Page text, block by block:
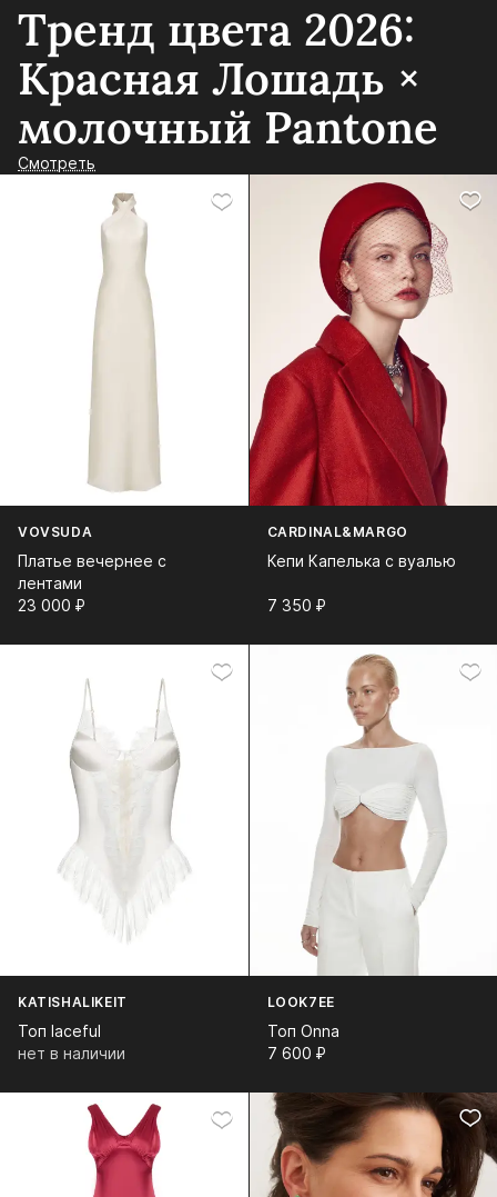
Тренд цвета 2026:
Красная Лошадь ×
молочный Pantone
Смотреть
VOVSUDA
Платье вечернее с
лентами
23 000⁠ ⁠₽
CARDINAL&MARGO
Кепи Капелька с вуалью
7 350⁠ ⁠₽
KATISHALIKEIT
Топ laceful
нет в наличии
LOOK7EE
Топ Onna
7 600⁠ ⁠₽